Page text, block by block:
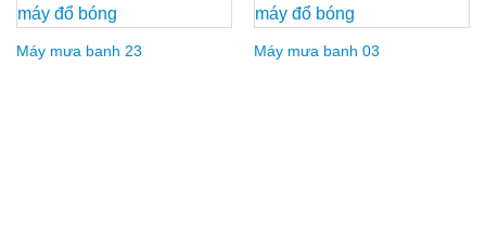
Máy mưa banh 23 Máy mưa banh 03